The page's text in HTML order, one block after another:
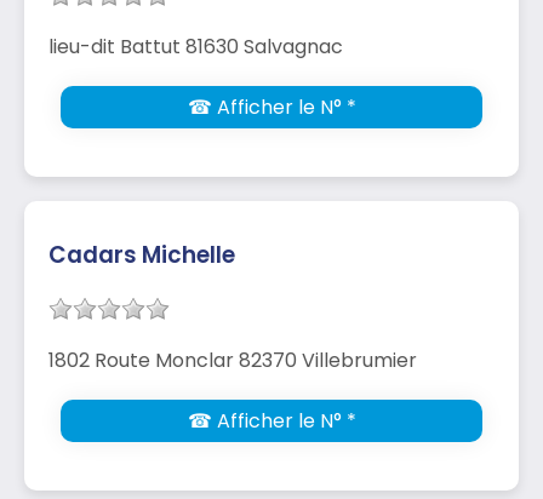
lieu-dit Battut 81630 Salvagnac
☎ Afficher le N° *
Cadars Michelle
1802 Route Monclar 82370 Villebrumier
☎ Afficher le N° *